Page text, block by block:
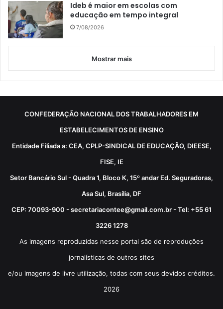
Ideb é maior em escolas com
educação em tempo integral
7/08/2026
Mostrar mais
CONFEDERAÇÃO NACIONAL DOS TRABALHADORES EM
ESTABELECIMENTOS DE ENSINO
Entidade Filiada a: CEA, CPLP-SINDICAL DE EDUCAÇÃO, DIEESE,
FISE, IE
Setor Bancário Sul - Quadra 1, Bloco K, 15º andar Ed. Seguradoras,
Asa Sul, Brasília, DF
CEP: 70093-900 - secretariacontee@gmail.com.br - Tel: +55 61
3226 1278
As imagens reproduzidas nesse portal são de reproduções
jornalísticas de outros sites
e/ou imagens de livre utilização, todas com seus devidos créditos.
2026